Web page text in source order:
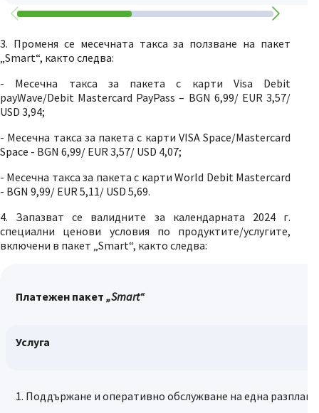
3. Променя се месечната такса за ползване на пакет
„Smart“, както следва:
- Месечна такса за пакета с карти Visa Debit
payWave/Debit Mastercard PayPass – BGN 6,99/ EUR 3,57/
USD 3,94;
- Месечна такса за пакета с карти VISA Space/Mastercard
Space - BGN 6,99/ EUR 3,57/ USD 4,07;
- Месечна такса за пакета с карти World Debit Mastercard
- BGN 9,99/ EUR 5,11/ USD 5,69.
4. Запазват се валидните за календарната 2024 г.
специални ценови условия по продуктите/услугите,
включени в пакет „Smart“, както следва:
Платежен пакет „Smart“
Услуга
1. Поддържане и оперативно обслужване на една